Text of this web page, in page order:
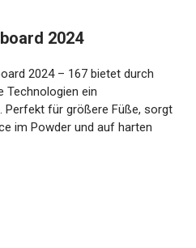
2024
2024 – 167 bietet durch
ein
Perfekt für größere Füße,
im Powder und auf